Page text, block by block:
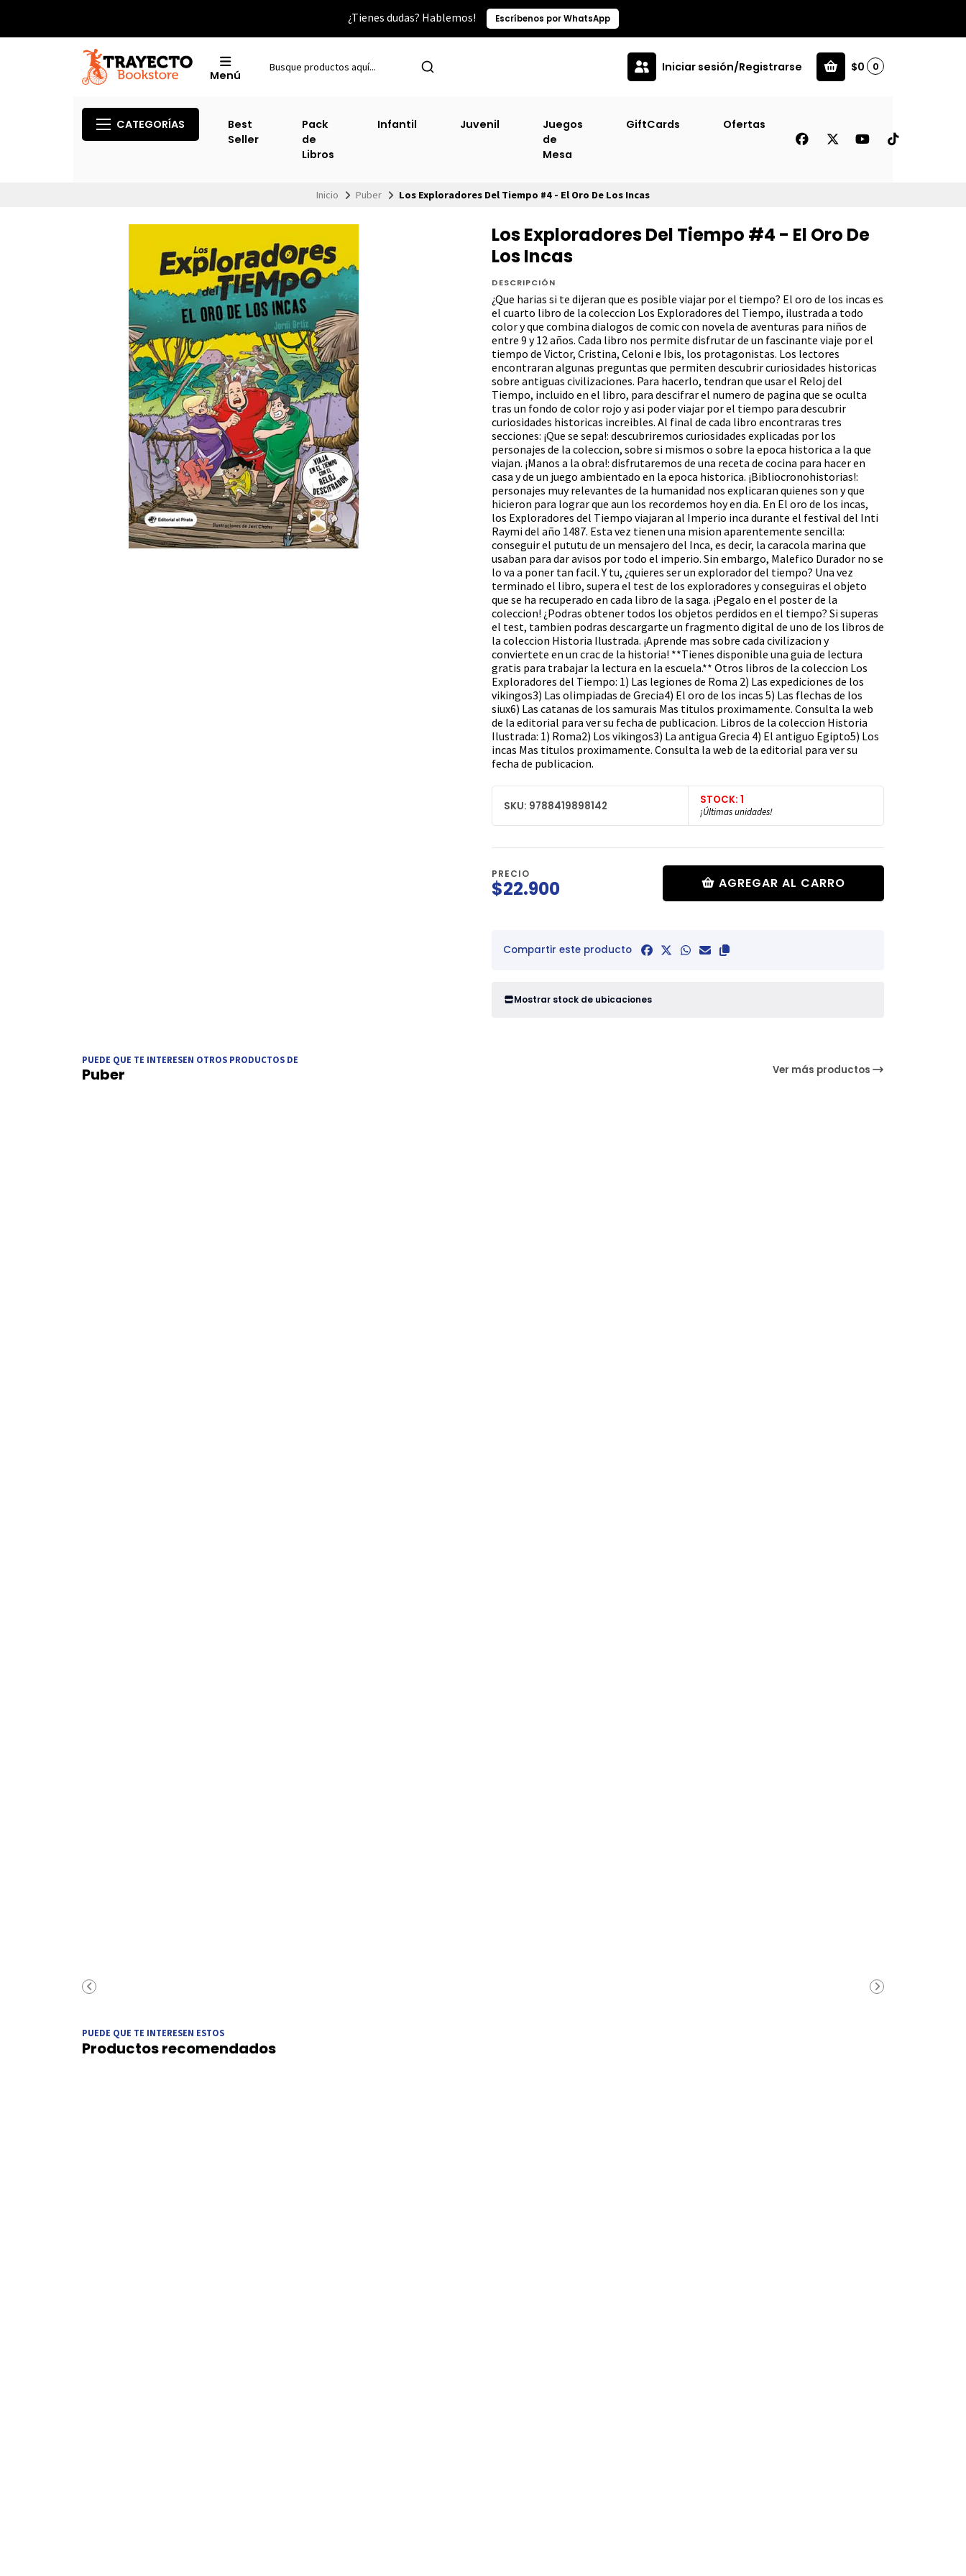
¿Tienes dudas? Hablemos! Escríbenos por WhatsApp
Menú
Iniciar sesión/Registrarse $0 0
CATEGORÍAS
Best
Seller
Pack
de
Libros
Infantil Juvenil
Juegos
de
Mesa
GiftCards Ofertas
Inicio Puber Los Exploradores Del Tiempo #4 - El Oro De Los Incas
Los Exploradores Del Tiempo #4 - El Oro De
Los Incas
DESCRIPCIÓN
¿Que harias si te dijeran que es posible viajar por el tiempo? El oro de los incas es
el cuarto libro de la coleccion Los Exploradores del Tiempo, ilustrada a todo
color y que combina dialogos de comic con novela de aventuras para niños de
entre 9 y 12 años. Cada libro nos permite disfrutar de un fascinante viaje por el
tiempo de Victor, Cristina, Celoni e Ibis, los protagonistas. Los lectores
encontraran algunas preguntas que permiten descubrir curiosidades historicas
sobre antiguas civilizaciones. Para hacerlo, tendran que usar el Reloj del
Tiempo, incluido en el libro, para descifrar el numero de pagina que se oculta
tras un fondo de color rojo y asi poder viajar por el tiempo para descubrir
curiosidades historicas increibles. Al final de cada libro encontraras tres
secciones: ¡Que se sepa!: descubriremos curiosidades explicadas por los
personajes de la coleccion, sobre si mismos o sobre la epoca historica a la que
viajan. ¡Manos a la obra!: disfrutaremos de una receta de cocina para hacer en
casa y de un juego ambientado en la epoca historica. ¡Bibliocronohistorias!:
personajes muy relevantes de la humanidad nos explicaran quienes son y que
hicieron para lograr que aun los recordemos hoy en dia. En El oro de los incas,
los Exploradores del Tiempo viajaran al Imperio inca durante el festival del Inti
Raymi del año 1487. Esta vez tienen una mision aparentemente sencilla:
conseguir el pututu de un mensajero del Inca, es decir, la caracola marina que
usaban para dar avisos por todo el imperio. Sin embargo, Malefico Durador no se
lo va a poner tan facil. Y tu, ¿quieres ser un explorador del tiempo? Una vez
terminado el libro, supera el test de los exploradores y conseguiras el objeto
que se ha recuperado en cada libro de la saga. ¡Pegalo en el poster de la
coleccion! ¿Podras obtener todos los objetos perdidos en el tiempo? Si superas
el test, tambien podras descargarte un fragmento digital de uno de los libros de
la coleccion Historia Ilustrada. ¡Aprende mas sobre cada civilizacion y
conviertete en un crac de la historia! **Tienes disponible una guia de lectura
gratis para trabajar la lectura en la escuela.** Otros libros de la coleccion Los
Exploradores del Tiempo: 1) Las legiones de Roma 2) Las expediciones de los
vikingos3) Las olimpiadas de Grecia4) El oro de los incas 5) Las flechas de los
siux6) Las catanas de los samurais Mas titulos proximamente. Consulta la web
de la editorial para ver su fecha de publicacion. Libros de la coleccion Historia
Ilustrada: 1) Roma2) Los vikingos3) La antigua Grecia 4) El antiguo Egipto5) Los
incas Mas titulos proximamente. Consulta la web de la editorial para ver su
fecha de publicacion.
SKU: 9788419898142 STOCK: 1
¡Últimas unidades!
PRECIO
$22.900 AGREGAR AL CARRO
Compartir este producto
Mostrar stock de ubicaciones
PUEDE QUE TE INTERESEN OTROS PRODUCTOS DE
Puber Ver más productos
PUEDE QUE TE INTERESEN ESTOS
Productos recomendados